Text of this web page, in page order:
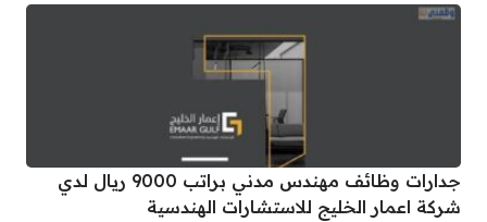
جدارات وظائف مهندس مدني براتب 9000 ريال لدي
شركة اعمار الخليج للاستشارات الهندسية